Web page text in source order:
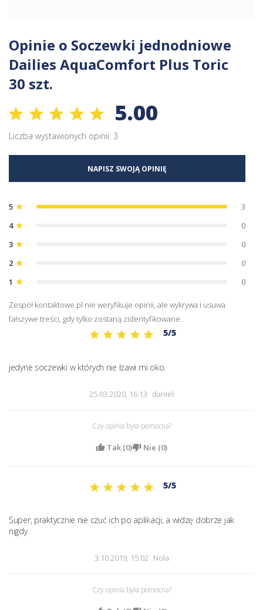
Opinie o Soczewki jednodniowe
Dailies AquaComfort Plus Toric
30 szt.
5.00
Liczba wystawionych opinii: 3
NAPISZ SWOJĄ OPINIĘ
5 star
3
4 star
0
3 star
0
2 star
0
1 star 0
Zespół kontaktowe.pl nie weryfikuje opinii, ale wykrywa i usuwa
fałszywe treści, gdy tylko zostaną zidentyfikowane.
5/5
jedyne soczewki w których nie łzawi mi oko.
25.03.2020, 16:13 daniel
Czy opinia była pomocna?
Tak (0) Nie (0)
5/5
Super, praktycznie nie czuć ich po aplikacji, a widzę dobrze jak
nigdy
3.10.2019, 15:02 Nola
Czy opinia była pomocna?